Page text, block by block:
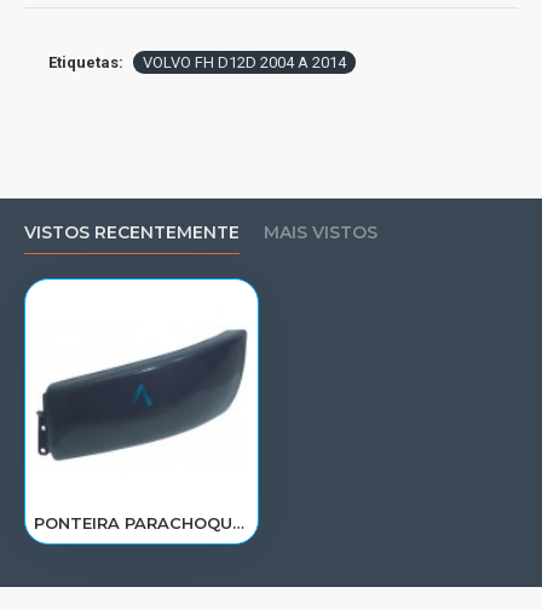
Etiquetas: VOLVO FH D12D 2004 A 2014
VISTOS RECENTEMENTE MAIS VISTOS
PONTEIRA PARACHOQUE VOLVO FH12 12D/D13A(CHAPA) 2004 A 2014< LE 20398707